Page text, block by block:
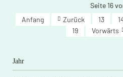
Freiheit
der
Spiritualität.
Seite 16
Anfang
Zurück 13
19
Vorwärts
Jahr